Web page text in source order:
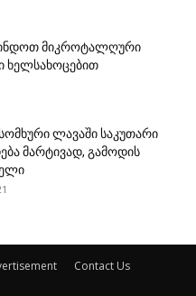
მიკროტალღური
ხელსახოცებით
ლავაში საკუთარი
მარტივად, გამოდის
Contact Us